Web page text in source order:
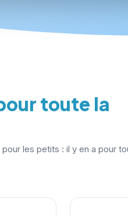
toute la
les petits : il y en a pour